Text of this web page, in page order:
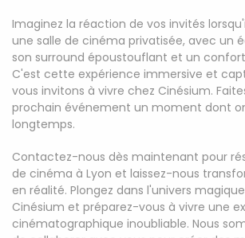
Imaginez la réaction de vos invités
une salle de cinéma privatisée, avec un
son surround époustouflant et un
C'est cette expérience immersive et
vous invitons à vivre chez Cinésium.
prochain événement un moment dont
longtemps.
Contactez-nous dès maintenant pour
de cinéma à Lyon et laissez-nous
en réalité. Plongez dans l'univers
Cinésium et préparez-vous à vivre une
cinématographique inoubliable. Nous